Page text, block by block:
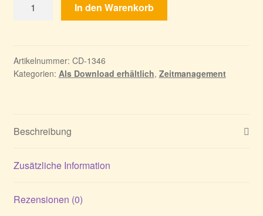
Rettungsteam
-
Sammleredition
In den Warenkorb
Artikelnummer: CD-1346
Kategorien: Als Download erhältlich, Zeitmanagement
Beschreibung
Zusätzliche Information
Rezensionen (0)